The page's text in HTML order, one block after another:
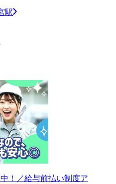
駅
！／給与前払い制度ア